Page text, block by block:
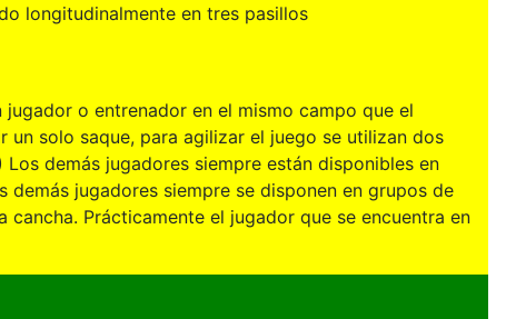
longitudinalmente en tres pasillos
o entrenador en el mismo campo que el
solo saque, para agilizar el juego se utilizan dos
demás jugadores siempre están disponibles en
jugadores siempre se disponen en grupos de
Prácticamente el jugador que se encuentra en